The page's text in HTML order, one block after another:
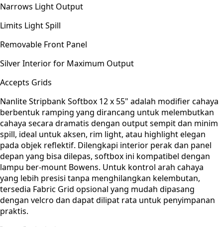
Narrows Light Output
Limits Light Spill
Removable Front Panel
Silver Interior for Maximum Output
Accepts Grids
Nanlite Stripbank Softbox 12 x 55" adalah modifier cahaya
berbentuk ramping yang dirancang untuk melembutkan
cahaya secara dramatis dengan output sempit dan minim
spill, ideal untuk aksen, rim light, atau highlight elegan
pada objek reflektif. Dilengkapi interior perak dan panel
depan yang bisa dilepas, softbox ini kompatibel dengan
lampu ber-mount Bowens. Untuk kontrol arah cahaya
yang lebih presisi tanpa menghilangkan kelembutan,
tersedia Fabric Grid opsional yang mudah dipasang
dengan velcro dan dapat dilipat rata untuk penyimpanan
praktis.